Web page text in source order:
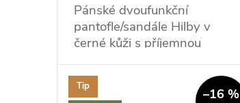
Pánské dvoufunkční
pantofle/sandále Hilby v
černé kůži s příjemnou
Tip
–16 %